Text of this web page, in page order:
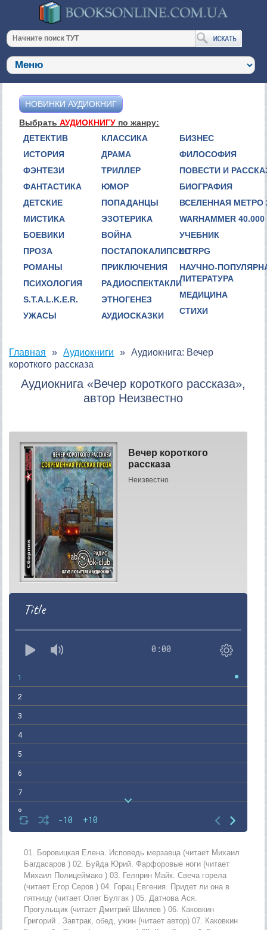
НОВИНКИ АУДИОКНИГ
ВыбратьАУДИОКНИГУ по жанру:
ДЕТЕКТИВ
ИСТОРИЯ
ФЭНТЕЗИ
ФАНТАСТИКА
ДЕТСКИЕ
МИСТИКА
БОЕВИКИ
ПРОЗА
РОМАНЫ
ПСИХОЛОГИЯ
S.T.A.L.K.E.R.
УЖАСЫ
КЛАССИКА
ДРАМА
ТРИЛЛЕР
ЮМОР
ПОПАДАНЦЫ
ЭЗОТЕРИКА
ВОЙНА
ПОСТАПОКАЛИПСИС
ПРИКЛЮЧЕНИЯ
РАДИОСПЕКТАКЛИ
ЭТНОГЕНЕЗ
АУДИОСКАЗКИ
БИЗНЕС
ФИЛОСОФИЯ
ПОВЕСТИ И
БИОГРАФИЯ
ВСЕЛЕННАЯ МЕТРО
WARHAMMER 40.000
УЧЕБНИК
LITRPG
НАУЧНО-
ЛИТЕРАТУРА
МЕДИЦИНА
СТИХИ
Главная Аудиокниги
Аудиокнига: Вечер
короткого рассказа
Аудиокнига «Вечер короткого рассказа»,
автор Неизвестно
Вечер короткого
рассказа
Неизвестно
Title
0:00
-10 +10
1
2
3
4
5
6
7
8
9
10
11
12
13
14
01. Боровицкая Елена. Исповедь мерзавца (читает Михаил
Багдасаров ) 02. Буйда Юрий. Фарфоровые ноги (читает
Михаил Полицеймако ) 03. Гелприн Майк. Свеча горела
(читает Егор Серов ) 04. Горац Евгения. Придет ли она в
пятницу (читает Олег Булгак ) 05. Датнова Ася.
Прогульщик (читает Дмитрий Шиляев ) 06. Каковкин
Григорий . Завтрак, обед, ужин (читает автор) 07. Каковкин